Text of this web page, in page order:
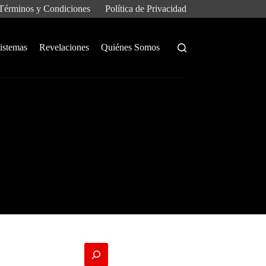
y Condiciones Política de Privacidad
Revelaciones Quiénes Somos